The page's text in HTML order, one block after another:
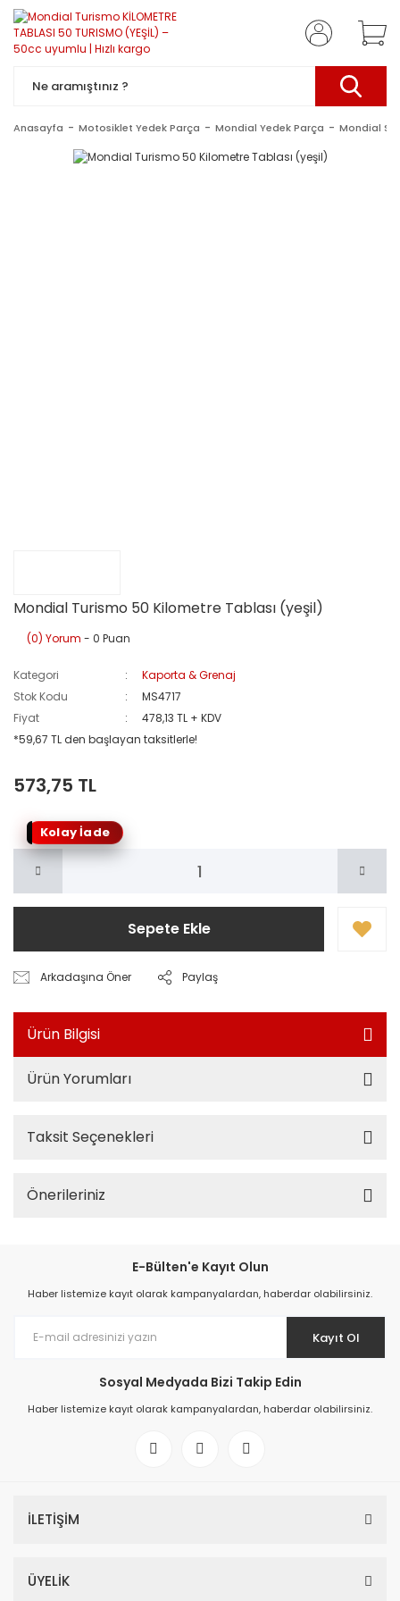
Anasayfa Motosiklet Yedek Parça Mondial Yedek Parça Mondial
Mondial Turismo 50 Kilometre Tablası (yeşil)
(0) Yorum - 0 Puan
Kategori
Kaporta & Grenaj
Stok Kodu
MS4717
Fiyat
478,13 TL + KDV
*59,67 TL den başlayan taksitlerle!
573,75 TL
Kolay İade
Sepete Ekle
Arkadaşına Öner Paylaş
Ürün Bilgisi
Ürün Yorumları
Taksit Seçenekleri
Önerileriniz
E-Bülten'e Kayıt Olun
Haber listemize kayıt olarak kampanyalardan, haberdar olabilirsiniz.
Kayıt Ol
Sosyal Medyada Bizi Takip Edin
Haber listemize kayıt olarak kampanyalardan, haberdar olabilirsiniz.
İLETİŞİM
ÜYELİK